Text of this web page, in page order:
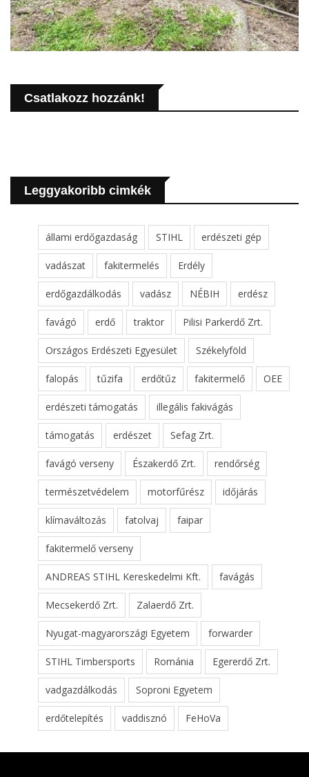
Csatlakozz hozzánk!
Leggyakoribb cimkék
állami erdőgazdaság STIHL erdészeti gép
vadászat fakitermelés Erdély
erdőgazdálkodás vadász NÉBIH erdész
favágó erdő traktor Pilisi Parkerdő Zrt.
Országos Erdészeti Egyesület Székelyföld
falopás tűzifa erdőtűz fakitermelő OEE
erdészeti támogatás illegális fakivágás
támogatás erdészet Sefag Zrt.
favágó verseny Északerdő Zrt. rendőrség
természetvédelem motorfűrész időjárás
klímaváltozás fatolvaj faipar
fakitermelő verseny
ANDREAS STIHL Kereskedelmi Kft. favágás
Mecsekerdő Zrt. Zalaerdő Zrt.
Nyugat-magyarországi Egyetem forwarder
STIHL Timbersports Románia Egererdő Zrt.
vadgazdálkodás Soproni Egyetem
erdőtelepítés vaddisznó FeHoVa